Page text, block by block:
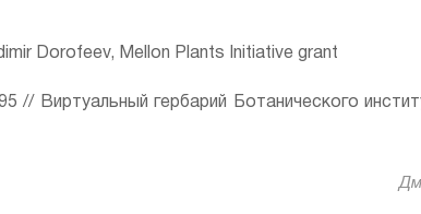
Dorofeev, Mellon Plants Initiative grant
// Виртуальный гербарий Ботанического